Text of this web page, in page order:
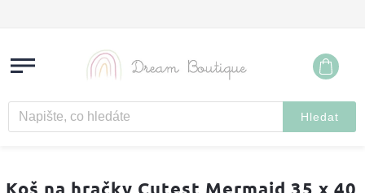
Hledat
Koš na hračky Cutest Mermaid 35 x 40